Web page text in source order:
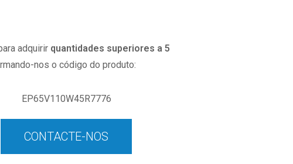
adquirir quantidades superiores a 5
nos o código do produto:
EP65V110W45R7776
CONTACTE-NOS